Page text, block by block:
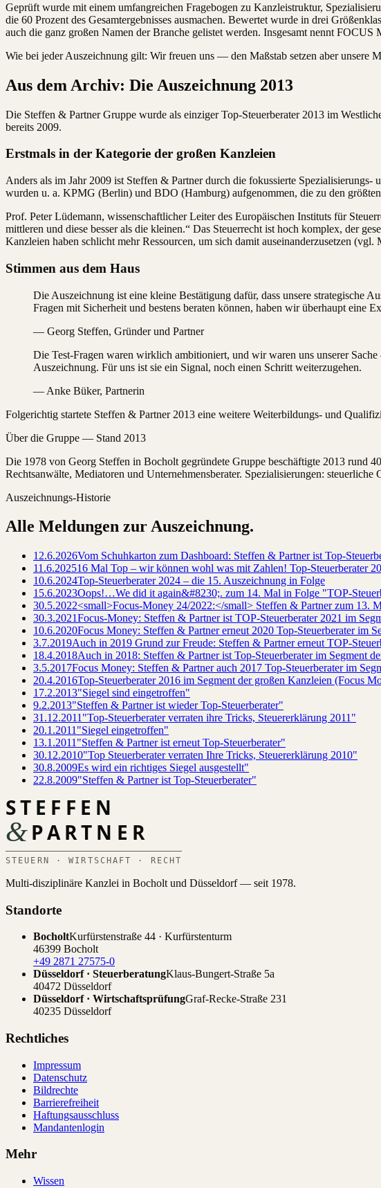
Geprüft wurde mit einem umfangreichen Fragebogen zu Kanzleistruktur,
die 60 Prozent des Gesamtergebnisses ausmachen. Bewertet wurde in drei
auch die ganz großen Namen der Branche gelistet werden. Insgesamt nennt
Wie bei jeder Auszeichnung gilt: Wir freuen uns — den Maßstab setzen aber unsere
Aus dem Archiv: Die Auszeichnung 2013
Die Steffen & Partner Gruppe wurde als einziger Top-Steuerberater 2013 im
bereits 2009.
Erstmals in der Kategorie der großen Kanzleien
Anders als im Jahr 2009 ist Steffen & Partner durch die fokussierte Spezialisierungs-
wurden u. a. KPMG (Berlin) und BDO (Hamburg) aufgenommen, die zu den
Prof. Peter Lüdemann, wissenschaftlicher Leiter des Europäischen Instituts für
mittleren und diese besser als die kleinen.“ Das Steuerrecht ist hoch komplex, der
Kanzleien haben schlicht mehr Ressourcen, um sich damit auseinanderzusetzen
Stimmen aus dem Haus
Die Auszeichnung ist eine kleine Bestätigung dafür, dass unsere strategische
Fragen mit Sicherheit und bestens beraten können, haben wir überhaupt eine
— Georg Steffen, Gründer und Partner
Die Test-Fragen waren wirklich ambitioniert, und wir waren uns unserer
Auszeichnung. Für uns ist sie ein Signal, noch einen Schritt weiterzugehen.
— Anke Büker, Partnerin
Folgerichtig startete Steffen & Partner 2013 eine weitere Weiterbildungs- und
Über die Gruppe — Stand 2013
Die 1978 von Georg Steffen in Bocholt gegründete Gruppe beschäftigte 2013 rund
Rechtsanwälte, Mediatoren und Unternehmensberater. Spezialisierungen:
Auszeichnungs-Historie
Alle Meldungen zur Auszeichnung.
12.6.2026Vom Schuhkarton zum Dashboard: Steffen & Partner ist Top-
11.6.202516 Mal Top – wir können wohl was mit Zahlen! Top-Steuerberater
10.6.2024Top-Steuerberater 2024 – die 15. Auszeichnung in Folge
15.6.2023Oops!…We did it again&#8230;. zum 14. Mal in Folge "TOP-
30.5.2022<small>Focus-Money 24/2022:</small> Steffen & Partner zum 13.
30.3.2021Focus-Money: Steffen & Partner ist TOP-Steuerberater 2021 im
10.6.2020Focus Money: Steffen & Partner erneut 2020 Top-Steuerberater im
3.7.2019Auch in 2019 Grund zur Freude: Steffen & Partner erneut TOP-
18.4.2018Auch in 2018: Steffen & Partner ist Top-Steuerberater im Segment
3.5.2017Focus Money: Steffen & Partner auch 2017 Top-Steuerberater im
20.4.2016Top-Steuerberater 2016 im Segment der großen Kanzleien (Focus
17.2.2013"Siegel sind eingetroffen"
9.2.2013"Steffen & Partner ist wieder Top-Steuerberater"
31.12.2011 "Top-Steuerberater verraten ihre Tricks, Steuererklärung 2011"
20.1.2011 "Siegel eingetroffen"
13.1.2011 "Steffen & Partner ist erneut Top-Steuerberater"
30.12.2010"Top Steuerberater verraten Ihre Tricks, Steuererklärung 2010"
30.8.2009Es wird ein richtiges Siegel ausgestellt"
22.8.2009"Steffen & Partner ist Top-Steuerberater"
STEFFEN
&PARTNER
STEUERN · WIRTSCHAFT · RECHT
Multi-disziplinäre Kanzlei in Bocholt und Düsseldorf — seit 1978.
Standorte
BocholtKurfürstenstraße 44 · Kurfürstenturm
46399 Bocholt
+49 2871 27575-0
Düsseldorf · SteuerberatungKlaus-Bungert-Straße 5a
40472 Düsseldorf
Düsseldorf · WirtschaftsprüfungGraf-Recke-Straße 231
40235 Düsseldorf
Rechtliches
Impressum
Datenschutz
Bildrechte
Barrierefreiheit
Haftungsausschluss
Mandantenlogin
Mehr
Wissen